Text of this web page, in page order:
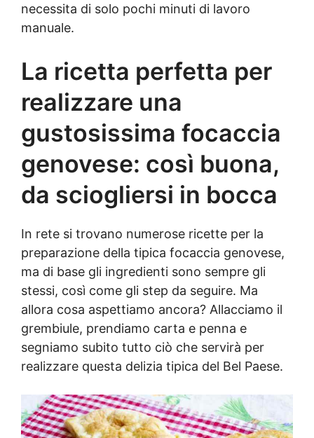
necessita di solo pochi minuti di lavoro
manuale.
La ricetta perfetta per
realizzare una
gustosissima focaccia
genovese: così buona,
da sciogliersi in bocca
In rete si trovano numerose ricette per la
preparazione della tipica focaccia genovese,
ma di base gli ingredienti sono sempre gli
stessi, così come gli step da seguire. Ma
allora cosa aspettiamo ancora? Allacciamo il
grembiule, prendiamo carta e penna e
segniamo subito tutto ciò che servirà per
realizzare questa delizia tipica del Bel Paese.